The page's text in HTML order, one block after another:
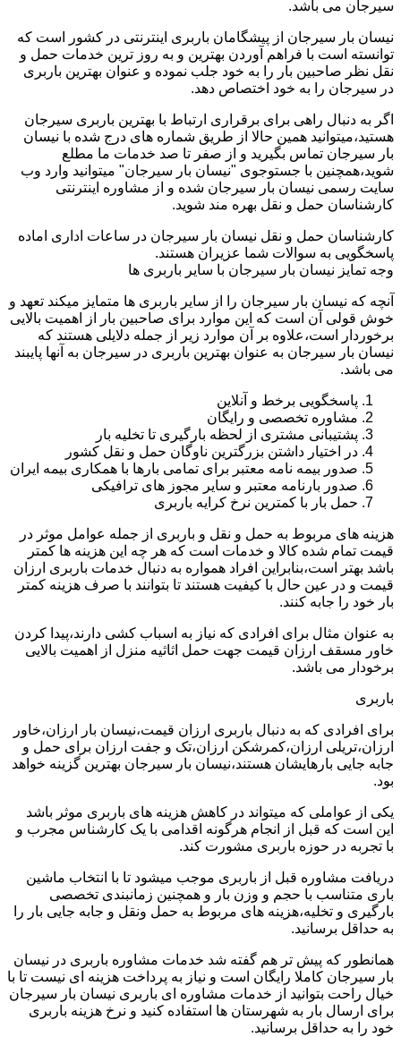
سیرجان می باشد.
نیسان بار سیرجان از پیشگامان باربری اینترنتی در کشور است که
توانسته است با فراهم آوردن بهترین و به روز ترین خدمات حمل و
نقل نظر صاحبین بار را به خود جلب نموده و عنوان بهترین باربری
در سیرجان را به خود اختصاص دهد.
اگر به دنبال راهی برای برقراری ارتباط با بهترین باربری سیرجان
هستید،میتوانید همین حالا از طریق شماره های درج شده با نیسان
بار سیرجان تماس بگیرید و از صفر تا صد خدمات ما مطلع
شوید،همچنین با جستوجوی "نیسان بار سیرجان" میتوانید وارد وب
سایت رسمی نیسان بار سیرجان شده و از مشاوره اینترنتی
کارشناسان حمل و نقل بهره مند شوید.
کارشناسان حمل و نقل نیسان بار سیرجان در ساعات اداری اماده
پاسخگویی به سوالات شما عزیران هستند.
وجه تمایز نیسان بار سیرجان با سایر باربری ها
آنچه که نیسان بار سیرجان را از سایر باربری ها متمایز میکند تعهد و
خوش قولی آن است که این موارد برای صاحبین بار از اهمیت بالایی
برخوردار است،علاوه بر آن موارد زیر از جمله دلایلی هستند که
نیسان بار سیرجان به عنوان بهترین باربری در سیرجان به آنها پایبند
می باشد.
پاسخگویی برخط و آنلاین
مشاوره تخصصی و رایگان
پشتیبانی مشتری از لحظه بارگیری تا تخلیه بار
در اختیار داشتن بزرگترین ناوگان حمل و نقل کشور
صدور بیمه نامه معتبر برای تمامی بارها با همکاری بیمه ایران
صدور بارنامه معتبر و سایر مجوز های ترافیکی
حمل بار با کمترین نرخ کرایه باربری
هزینه های مربوط به حمل و نقل و باربری از جمله عوامل موثر در
قیمت تمام شده کالا و خدمات است که هر چه این هزینه ها کمتر
باشد بهتر است،بنابراین افراد همواره به دنبال خدمات باربری ارزان
قیمت و در عین حال با کیفیت هستند تا بتوانند با صرف هزینه کمتر
بار خود را جابه کنند.
به عنوان مثال برای افرادی که نیاز به اسباب کشی دارند،پیدا کردن
خاور مسقف ارزان قیمت جهت حمل اثاثیه منزل از اهمیت بالایی
برخودار می باشد.
باربری
برای افرادی که به دنبال باربری ارزان قیمت،نیسان بار ارزان،خاور
ارزان،تریلی ارزان،کمرشکن ارزان،تک و جفت ارزان برای حمل و
جابه جایی بارهایشان هستند،نیسان بار سیرجان بهترین گزینه خواهد
بود.
یکی از عواملی که میتواند در کاهش هزینه های باربری موثر باشد
این است که قبل از انجام هرگونه اقدامی با یک کارشناس مجرب و
با تجربه در حوزه باربری مشورت کند.
دریافت مشاوره قبل از باربری موجب میشود تا با انتخاب ماشین
باری متناسب با حجم و وزن بار و همچنین زمانبندی تخصصی
بارگیری و تخلیه،هزینه های مربوط به حمل ونقل و جابه جایی بار را
به حداقل برسانید.
همانطور که پیش تر هم گفته شد خدمات مشاوره باربری در نیسان
بار سیرجان کاملا رایگان است و نیاز به پرداخت هزینه ای نیست تا با
خیال راحت بتوانید از خدمات مشاوره ای باربری نیسان بار سیرجان
برای ارسال بار به شهرستان ها استفاده کنید و نرخ هزینه باربری
خود را به حداقل برسانید.